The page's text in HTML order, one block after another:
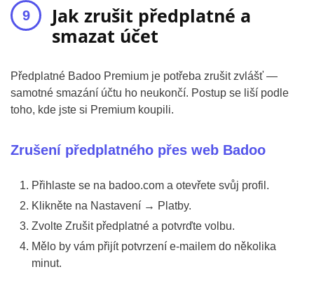
Jak zrušit předplatné a
smazat účet
Předplatné Badoo Premium je potřeba zrušit zvlášť —
samotné smazání účtu ho neukončí. Postup se liší podle
toho, kde jste si Premium koupili.
Zrušení předplatného přes web Badoo
Přihlaste se na badoo.com a otevřete svůj profil.
Klikněte na Nastavení → Platby.
Zvolte Zrušit předplatné a potvrďte volbu.
Mělo by vám přijít potvrzení e-mailem do několika
minut.